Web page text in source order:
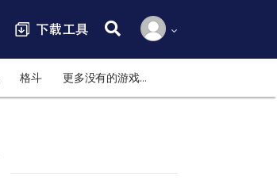
搜索:
格斗 更多没有的游戏…